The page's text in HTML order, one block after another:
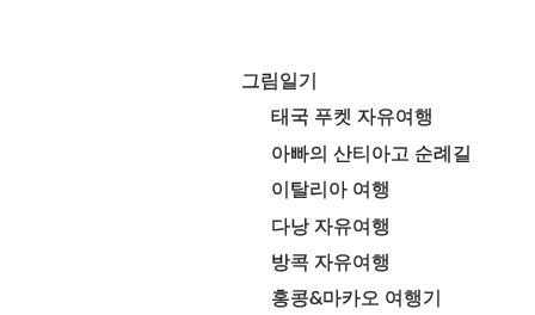
그림일기
태국 푸켓 자유여행
아빠의 산티아고 순례길
이탈리아 여행
다낭 자유여행
방콕 자유여행
홍콩&마카오 여행기